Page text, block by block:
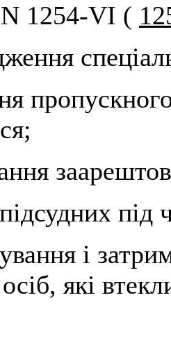
1254-VI (
під
і
які